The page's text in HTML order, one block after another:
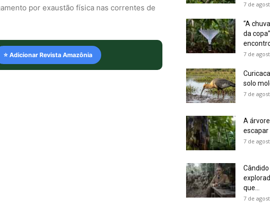
por exaustão física nas correntes de
⭐ Adicionar Revista Amazônia
7 de
“A
da
7 de
solo
7 de
A
escapar
7 de
que...
7 de